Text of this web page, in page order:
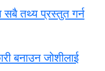
सबै तथ्य प्रस्तुत गर्न
बनाउन जोशीलाई